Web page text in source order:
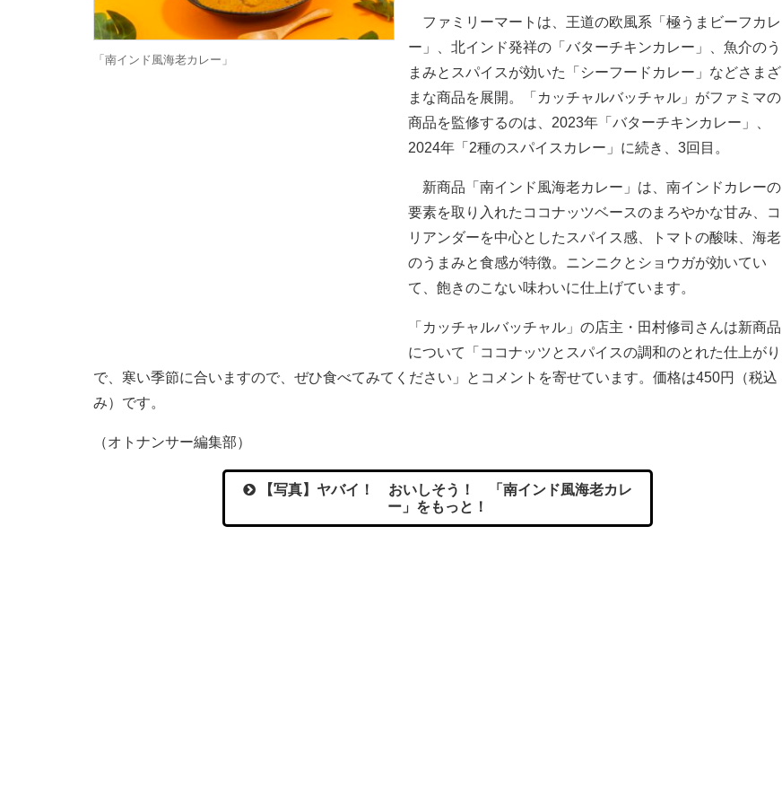
「南インド風海老カレー」
ファミリーマートは、王道の欧風系「極うまビーフカレ
ー」、北インド発祥の「バターチキンカレー」、魚介のう
まみとスパイスが効いた「シーフードカレー」などさまざ
まな商品を展開。「カッチャルバッチャル」がファミマの
商品を監修するのは、2023年「バターチキンカレー」、
2024年「2種のスパイスカレー」に続き、3回目。
新商品「南インド風海老カレー」は、南インドカレーの
要素を取り入れたココナッツベースのまろやかな甘み、コ
リアンダーを中心としたスパイス感、トマトの酸味、海老
のうまみと食感が特徴。ニンニクとショウガが効いてい
て、飽きのこない味わいに仕上げています。
「カッチャルバッチャル」の店主・田村修司さんは新商品
について「ココナッツとスパイスの調和のとれた仕上がり
で、寒い季節に合いますので、ぜひ食べてみてください」とコメントを寄せています。価格は450円（税込
み）です。
（オトナンサー編集部）
【写真】ヤバイ！ おいしそう！ 「南インド風海老カレ
ー」をもっと！